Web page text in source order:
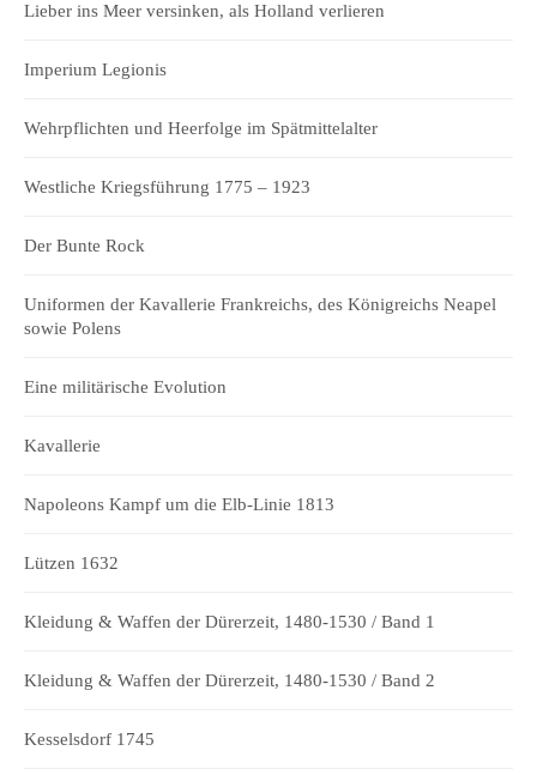
Lieber ins Meer versinken, als Holland verlieren
Imperium Legionis
Wehrpflichten und Heerfolge im Spätmittelalter
Westliche Kriegsführung 1775 – 1923
Der Bunte Rock
Uniformen der Kavallerie Frankreichs, des Königreichs Neapel
sowie Polens
Eine militärische Evolution
Kavallerie
Napoleons Kampf um die Elb-Linie 1813
Lützen 1632
Kleidung & Waffen der Dürerzeit, 1480-1530 / Band 1
Kleidung & Waffen der Dürerzeit, 1480-1530 / Band 2
Kesselsdorf 1745